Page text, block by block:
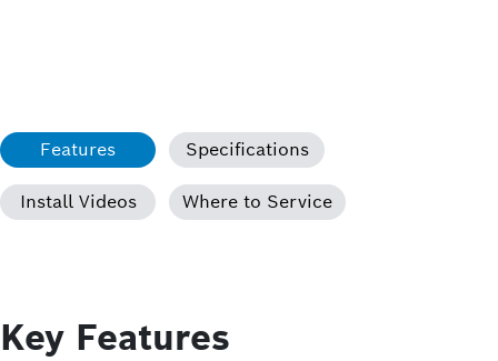
Features Specifications
Install Videos Where to Service
Key Features